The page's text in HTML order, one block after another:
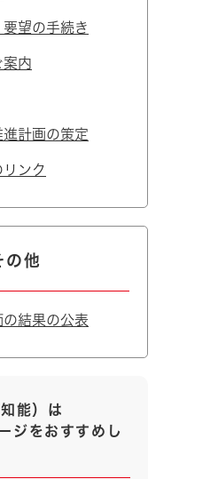
望の手続き
案内
進計画の策定
ンク
の他
結果の公表
能）は
ジをおすすめし